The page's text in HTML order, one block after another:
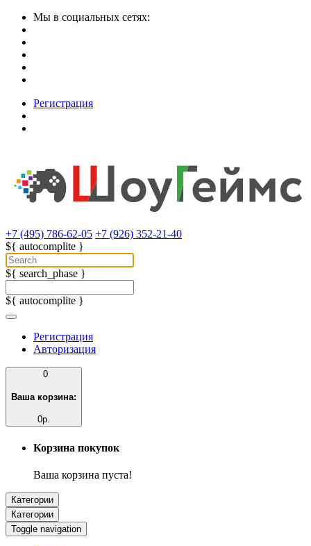
Мы в социальных сетях:
Регистрация
+7 (495) 786-62-05 +7 (926) 352-21-40
${ autocomplite }
${ search_phase }
${ autocomplite }
Регистрация
Авторизация
0
Ваша корзина:
0р.
Корзина покупок
Ваша корзина пуста!
Категории
Категории
Toggle navigation